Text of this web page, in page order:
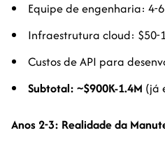
Equipe de engenharia: 4-
Infraestrutura cloud: $50-
Custos de API para
Subtotal: ~$900K-1.4M (já
Anos 2-3: Realidade da